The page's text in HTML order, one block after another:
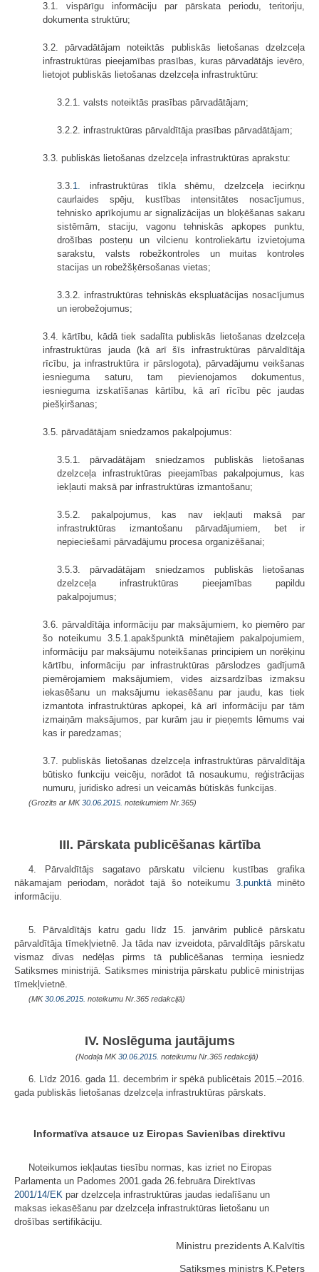
3.1. vispārīgu informāciju par pārskata periodu, teritoriju,
dokumenta struktūru;
3.2. pārvadātājam noteiktās publiskās lietošanas dzelzceļa
infrastruktūras pieejamības prasības, kuras pārvadātājs ievēro,
lietojot publiskās lietošanas dzelzceļa infrastruktūru:
3.2.1. valsts noteiktās prasības pārvadātājam;
3.2.2. infrastruktūras pārvaldītāja prasības pārvadātājam;
3.3. publiskās lietošanas dzelzceļa infrastruktūras aprakstu:
3.3.1. infrastruktūras tīkla shēmu, dzelzceļa iecirkņu
caurlaides spēju, kustības intensitātes nosacījumus,
tehnisko aprīkojumu ar signalizācijas un bloķēšanas sakaru
sistēmām, staciju, vagonu tehniskās apkopes punktu,
drošības posteņu un vilcienu kontroliekārtu izvietojuma
sarakstu, valsts robežkontroles un muitas kontroles
stacijas un robežšķērsošanas vietas;
3.3.2. infrastruktūras tehniskās ekspluatācijas nosacījumus
un iero­bežojumus;
3.4. kārtību, kādā tiek sadalīta publiskās lietošanas dzelzceļa
infra­struktūras jauda (kā arī šīs infrastruktūras pārvaldītāja
rīcību, ja infrastruktūra ir pārslogota), pārvadājumu veikšanas
iesnieguma saturu, tam pievienojamos do­kumentus,
iesnieguma izskatīšanas kārtību, kā arī rīcību pēc jaudas
piešķiršanas;
3.5. pārvadātājam sniedzamos pakalpojumus:
3.5.1. pārvadātājam sniedzamos publiskās lietošanas
dzelzceļa infra­struktūras pieejamības pakalpojumus, kas
iekļauti maksā par infrastruktūras izmantošanu;
3.5.2. pakalpojumus, kas nav iekļauti maksā par
infrastruktūras izmanto­šanu pārvadājumiem, bet ir
nepieciešami pārvadājumu procesa organizēšanai;
3.5.3. pārvadātājam sniedzamos publiskās lietošanas
dzelzceļa infra­struktūras pieejamības papildu
pakalpojumus;
3.6. pārvaldītāja informāciju par maksājumiem, ko piemēro par
šo noteikumu 3.5.1.apakšpunktā minētajiem pakalpojumiem,
informāciju par maksājumu noteikšanas principiem un norēķinu
kārtību, informāciju par infrastruktūras pārslodzes gadījumā
piemērojamiem maksājumiem, vides aizsardzības izmaksu
iekasēšanu un maksājumu iekasēšanu par jaudu, kas tiek
izmantota infrastruktūras apkopei, kā arī informāciju par tām
izmaiņām maksājumos, par kurām jau ir pieņemts lēmums vai
kas ir paredzamas;
3.7. publiskās lietošanas dzelzceļa infrastruktūras pārvaldītāja
būtisko funkciju veicēju, norādot tā nosaukumu, reģistrācijas
numuru, juridisko adresi un veicamās būtiskās funkcijas.
(Grozīts ar MK30.06.2015. noteikumiem Nr.365)
III. Pārskata publicēšanas kārtība
4. Pārvaldītājs sagatavo pārskatu vilcienu kustības grafika
nākamajam periodam, norādot tajā šo noteikumu 3.punktāminēto
informāciju.
5. Pārvaldītājs katru gadu līdz 15. janvārim publicē pārskatu
pārvaldītāja tīmekļvietnē. Ja tāda nav izveidota, pārvaldītājs pārskatu
vismaz divas nedēļas pirms tā publicēšanas termiņa iesniedz
Satiksmes ministrijā. Satiksmes ministrija pārskatu publicē ministrijas
tīmekļvietnē.
(MK30.06.2015. noteikumu Nr.365 redakcijā)
IV. Noslēguma jautājums
(Nodaļa MK30.06.2015. noteikumu Nr.365 redakcijā)
6. Līdz 2016. gada 11. decembrim ir spēkā publicētais 2015.–2016.
gada publiskās lietošanas dzelzceļa infrastruktūras pārskats.
Informatīva atsauce uz Eiropas Savienības direktīvu
Noteikumos iekļautas tiesību normas, kas izriet no Eiropas
Parlamenta un Padomes 2001.gada 26.februāra Direktīvas
2001/14/EK par dzelzceļa infrastruktūras jaudas iedalīšanu un
maksas iekasēšanu par dzelzceļa infrastruktūras lietošanu un
drošības sertifikāciju.
Ministru prezidents A.Kalvītis
Satiksmes ministrs K.Peters